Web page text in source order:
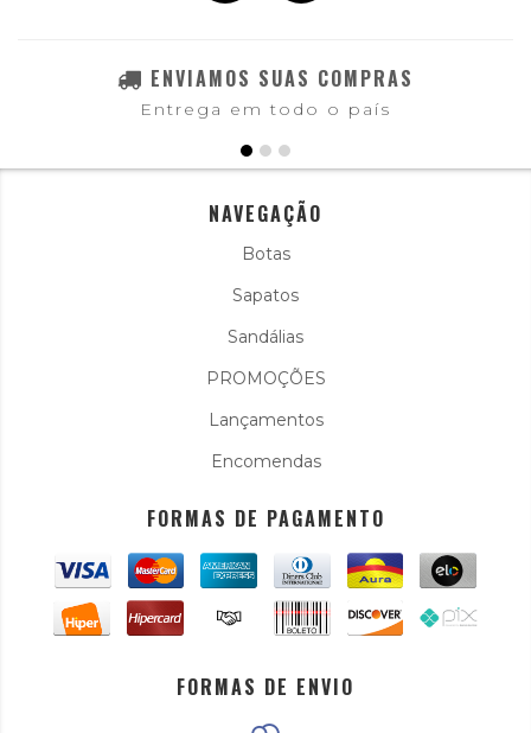
ENVIAMOS SUAS COMPRAS
Entrega em todo o país
NAVEGAÇÃO
Botas
Sapatos
Sandálias
PROMOÇÕES
Lançamentos
Encomendas
FORMAS DE PAGAMENTO
FORMAS DE ENVIO